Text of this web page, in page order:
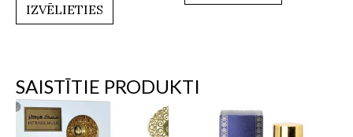
IZVĒLIETIES
SAISTĪTIE PRODUKTI